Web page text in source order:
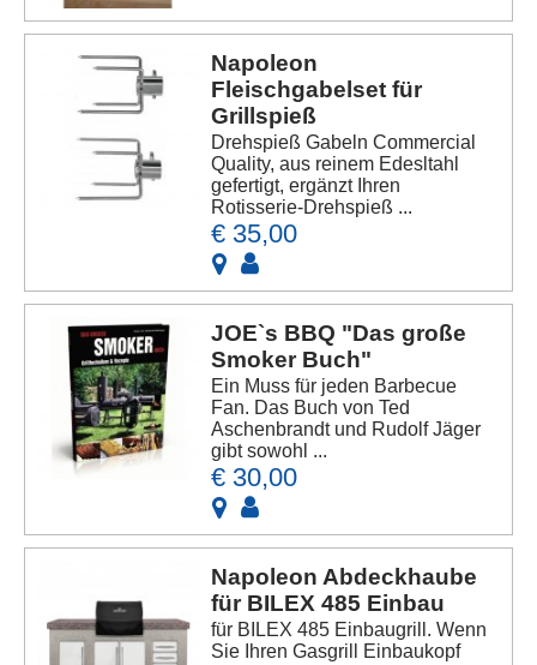
Napoleon
Fleischgabelset für
Grillspieß
Drehspieß Gabeln Commercial
Quality, aus reinem Edesltahl
gefertigt, ergänzt Ihren
Rotisserie-Drehspieß ...
€ 35,00
JOE`s BBQ "Das große
Smoker Buch"
Ein Muss für jeden Barbecue
Fan. Das Buch von Ted
Aschenbrandt und Rudolf Jäger
gibt sowohl ...
€ 30,00
Napoleon Abdeckhaube
für BILEX 485 Einbau
für BILEX 485 Einbaugrill. Wenn
Sie Ihren Gasgrill Einbaukopf